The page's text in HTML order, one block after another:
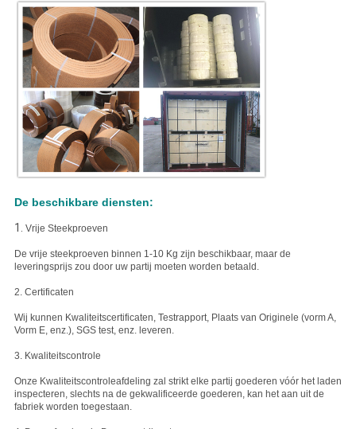
De beschikbare diensten:
1. Vrije Steekproeven
De vrije steekproeven binnen 1-10 Kg zijn beschikbaar, maar de
leveringsprijs zou door uw partij moeten worden betaald.
2. Certificaten
Wij kunnen Kwaliteitscertificaten, Testrapport, Plaats van Originele (vorm A,
Vorm E, enz.), SGS test, enz. leveren.
3. Kwaliteitscontrole
Onze Kwaliteitscontroleafdeling zal strikt elke partij goederen vóór het laden
inspecteren, slechts na de gekwalificeerde goederen, kan het aan uit de
fabriek worden toegestaan.